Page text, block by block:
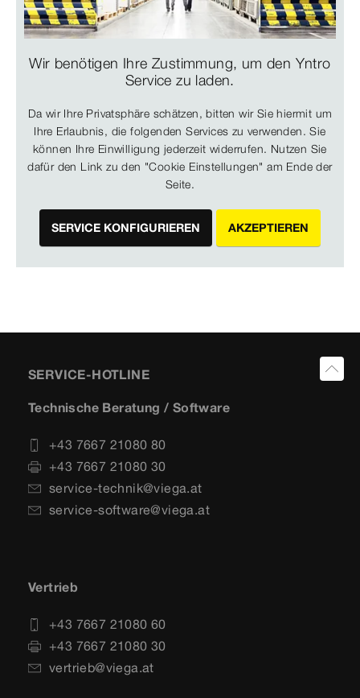
Wir benötigen Ihre Zustimmung, um den Yntro
Service zu laden.
Da wir Ihre Privatsphäre schätzen, bitten wir Sie hiermit um
Ihre Erlaubnis, die folgenden Services zu verwenden. Sie
können Ihre Einwilligung jederzeit widerrufen. Nutzen Sie
dafür den Link zu den "Cookie Einstellungen" am Ende der
Seite.
SERVICE KONFIGURIEREN AKZEPTIEREN
SERVICE-HOTLINE
Technische Beratung / Software
+43 7667 21080 80
+43 7667 21080 30
service-technik@viega.at
service-software@viega.at
Vertrieb
+43 7667 21080 60
+43 7667 21080 30
vertrieb@viega.at